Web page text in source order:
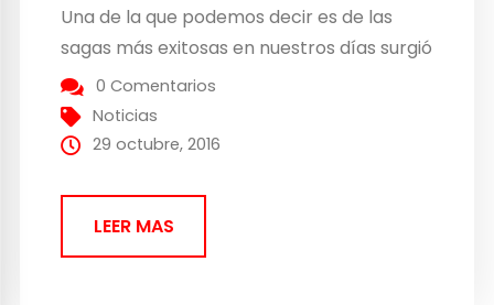
Una de la que podemos decir es de las
sagas más exitosas en nuestros días surgió
de un juego condenando al fracaso.
Hablamos de Unreal Warfare, o más
conocido como...
0 Comentarios
Noticias
29 octubre, 2016
LEER MAS